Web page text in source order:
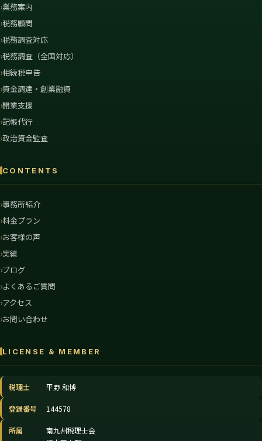
業務案内
税務顧問
税務調査対応
税務調査（全国対応）
相続税申告
資金調達・創業融資
開業支援
記帳代行
政治資金監査
CONTENTS
事務所紹介
料金プラン
お客様の声
実績
ブログ
よくあるご質問
アクセス
お問い合わせ
LICENSE & MEMBER
税理士 平野 和博
登録番号 144578
所属
南九州税理士会